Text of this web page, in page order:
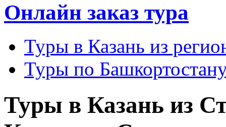
Онлайн заказ тура
Туры в Казань из
Туры по
Туры в Казань из